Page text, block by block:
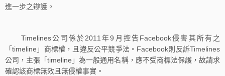
進一步之辯護。
Timelines公司係於2011年9月控告Facebook侵害其所有之
「timeline」商標權，且違反公平競爭法。Facebook則反訴Timelines
公司，主張「timeline」為一般通用名稱，應不受商標法保護，故請求
確認該商標無效且無侵權事實。